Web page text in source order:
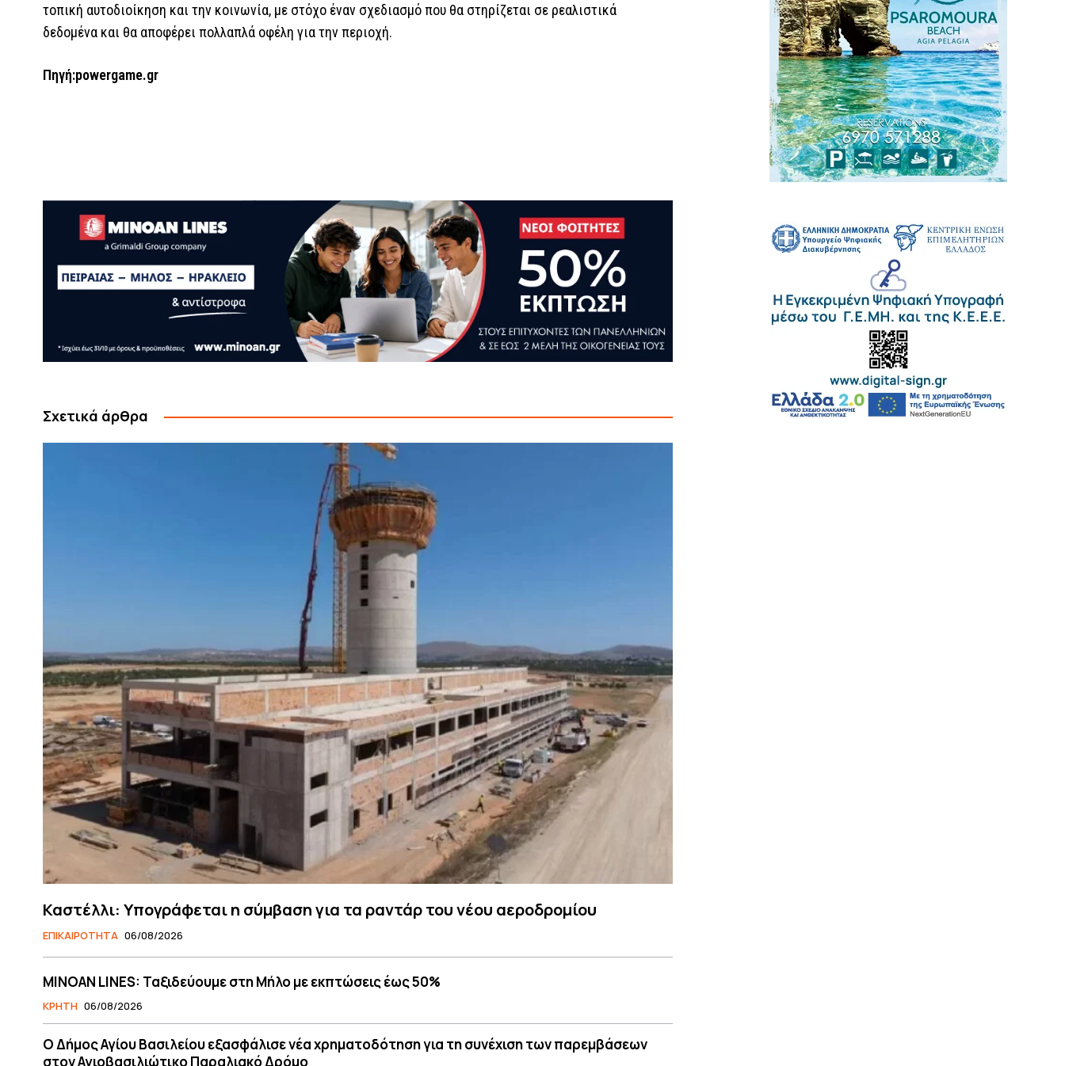
τοπική αυτοδιοίκηση και την κοινωνία, με στόχο έναν σχεδιασμό που θα στηρίζεται σε ρεαλιστικά
δεδομένα και θα αποφέρει πολλαπλά οφέλη για την περιοχή.
Πηγή:powergame.gr
Σχετικά άρθρα
Καστέλλι: Υπογράφεται η σύμβαση για τα ραντάρ του νέου αεροδρομίου
ΕΠΙΚΑΙΡΟΤΗΤΑ 06/08/2026
MINOAN LINES: Ταξιδεύουμε στη Μήλο με εκπτώσεις έως 50%
ΚΡΗΤΗ 06/08/2026
O Δήμος Αγίου Βασιλείου εξασφάλισε νέα χρηματοδότηση για τη συνέχιση των παρεμβάσεων
στον Αγιοβασιλιώτικο Παραλιακό Δρόμο